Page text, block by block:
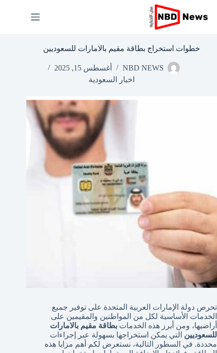
إلى
المحتوى
خطوات استخراج بطاقة مقيم بالامارات للسعوديين
NBD NEWS
أغسطس 15, 2025
اخبار السعودية
تحرص دولة الإمارات العربية المتحدة على توفير جميع
الخدمات الأساسية لكل من المواطنين والمقيمين على
أراضيها، ومن أبرز هذه الخدمات بطاقة مقيم بالامارات
للسعوديين التي يمكن استخراجها بسهولة عبر إجراءات
محددة. في السطور التالية، نستعرض لكم أهم مزايا هذه